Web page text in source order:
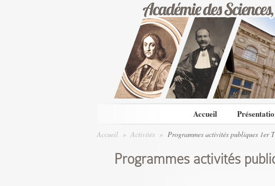
Accueil
Accueil » Activités » Programmes activités publiques 1er
Programmes activités